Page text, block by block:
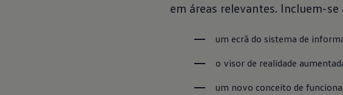
em áreas relevantes. Incluem-
um ecrã do sistema de
o visor de realidade
um novo conceito de